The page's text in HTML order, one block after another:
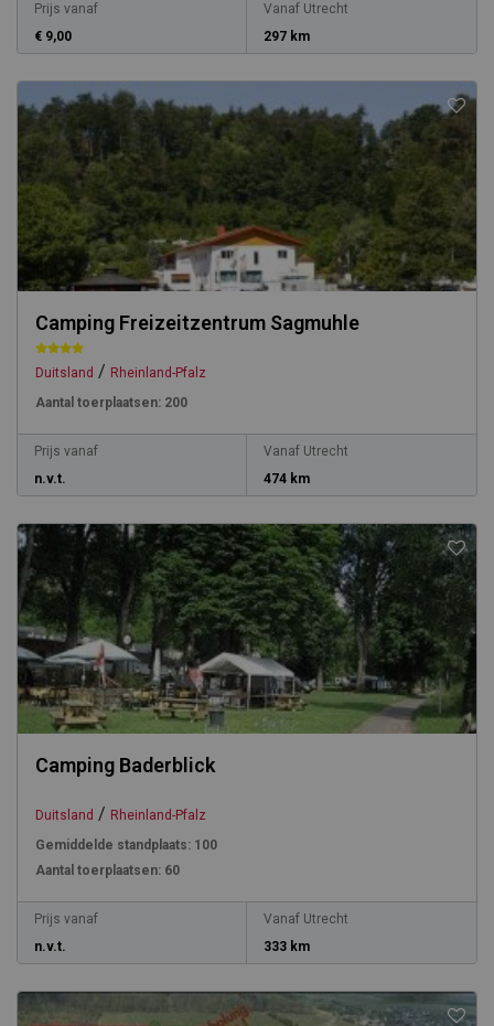
Prijs vanaf
€ 9,00
Vanaf Utrecht
297 km
Camping Freizeitzentrum Sagmuhle
Duitsland / Rheinland-Pfalz
Aantal toerplaatsen: 200
Prijs vanaf
n.v.t.
Vanaf Utrecht
474 km
Camping Baderblick
Duitsland / Rheinland-Pfalz
Gemiddelde standplaats: 100
Aantal toerplaatsen: 60
Prijs vanaf
n.v.t.
Vanaf Utrecht
333 km